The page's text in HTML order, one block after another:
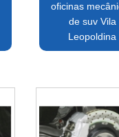
oficinas
de suv Vila
Leopoldina